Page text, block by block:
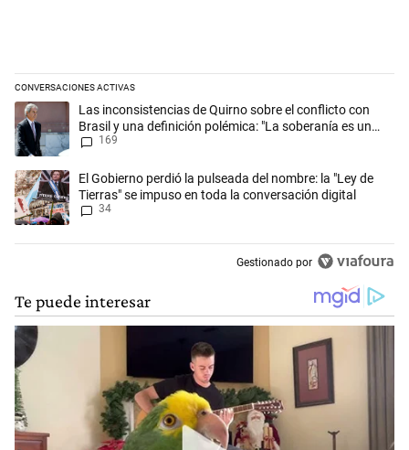
CONVERSACIONES ACTIVAS
Este listado muestra los artículos con más comentarios en los
Un artículo de tendencia con el título "Las inconsistencias de Quirno
Las inconsistencias de Quirno sobre el conflicto con
Brasil y una definición polémica: "La soberanía es un
concepto antiguo"
169
Un artículo de tendencia con el título "El Gobierno perdió la pulseada
El Gobierno perdió la pulseada del nombre: la "Ley de
Tierras" se impuso en toda la conversación digital
34
Gestionado por